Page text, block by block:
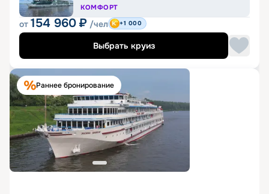
КОМФОРТ
от 154 960 ₽ /чел +1 000
Выбрать круиз
Раннее бронирование